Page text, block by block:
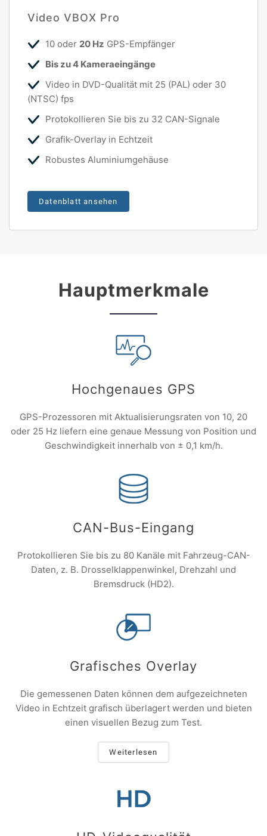
Video VBOX Pro
10 oder 20 Hz GPS-Empfänger
Bis zu 4 Kameraeingänge
Video in DVD-Qualität mit 25 (PAL) oder 30
(NTSC) fps
Protokollieren Sie bis zu 32 CAN-Signale
Grafik-Overlay in Echtzeit
Robustes Aluminiumgehäuse
Datenblatt ansehen
Hauptmerkmale
Hochgenaues GPS
GPS-Prozessoren mit Aktualisierungsraten von 10, 20
oder 25 Hz liefern eine genaue Messung von Position und
Geschwindigkeit innerhalb von ± 0,1 km/h.
CAN-Bus-Eingang
Protokollieren Sie bis zu 80 Kanäle mit Fahrzeug-CAN-
Daten, z. B. Drosselklappenwinkel, Drehzahl und
Bremsdruck (HD2).
Grafisches Overlay
Die gemessenen Daten können dem aufgezeichneten
Video in Echtzeit grafisch überlagert werden und bieten
einen visuellen Bezug zum Test.
Weiterlesen